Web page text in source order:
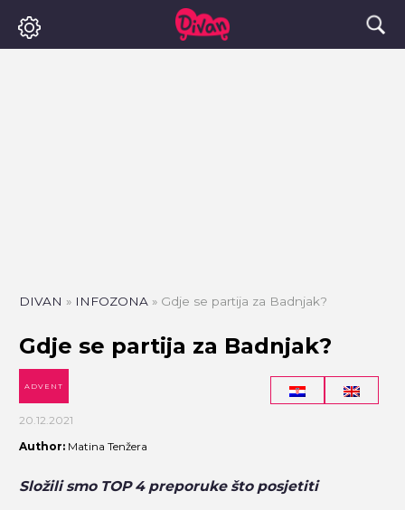
DIVAN » INFOZONA » Gdje se partija za Badnjak?
Gdje se partija za Badnjak?
ADVENT
20.12.2021
Author: Matina Tenžera
Složili smo TOP 4 preporuke što posjetiti